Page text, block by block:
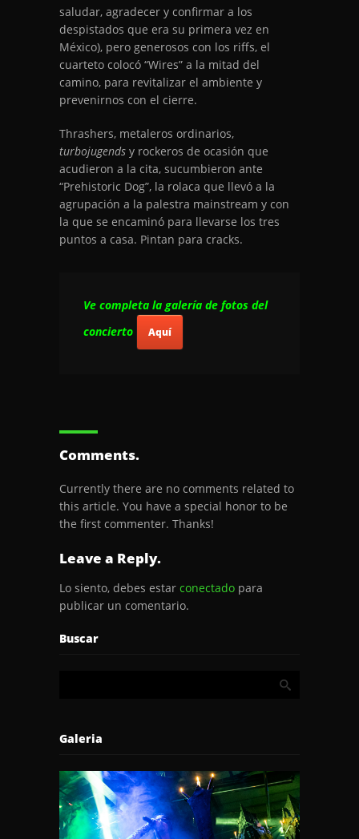
saludar, agradecer y confirmar a los
despistados que era su primera vez en
México), pero generosos con los riffs, el
cuarteto colocó “Wires” a la mitad del
camino, para revitalizar el ambiente y
prevenirnos con el cierre.
Thrashers, metaleros ordinarios,
turbojugends y rockeros de ocasión que
acudieron a la cita, sucumbieron ante
“Prehistoric Dog”, la rolaca que llevó a la
agrupación a la palestra mainstream y con
la que se encaminó para llevarse los tres
puntos a casa. Pintan para cracks.
Ve completa la galería de fotos del
concierto
Aquí
Comments.
Currently there are no comments related to
this article. You have a special honor to be
the first commenter. Thanks!
Leave a Reply.
Lo siento, debes estar conectado para
publicar un comentario.
Buscar
Galeria